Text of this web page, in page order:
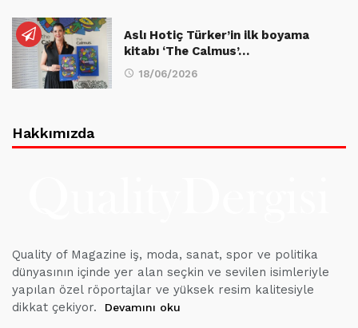
Aslı Hotiç Türker’in ilk boyama
kitabı ‘The Calmus’…
18/06/2026
Hakkımızda
Quality of Magazine iş, moda, sanat, spor ve politika
dünyasının içinde yer alan seçkin ve sevilen isimleriyle
yapılan özel röportajlar ve yüksek resim kalitesiyle
dikkat çekiyor.
Devamını oku